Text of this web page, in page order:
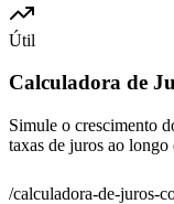
Útil
Calculadora de
Simule o crescimento
taxas de juros ao longo
/calculadora-de-juros-